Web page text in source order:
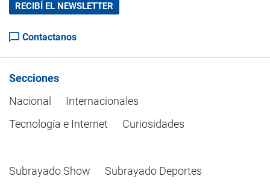
RECIBÍ EL NEWSLETTER
Contactanos
Secciones
Nacional
Internacionales
Tecnología e Internet
Curiosidades
Subrayado Show Subrayado Deportes